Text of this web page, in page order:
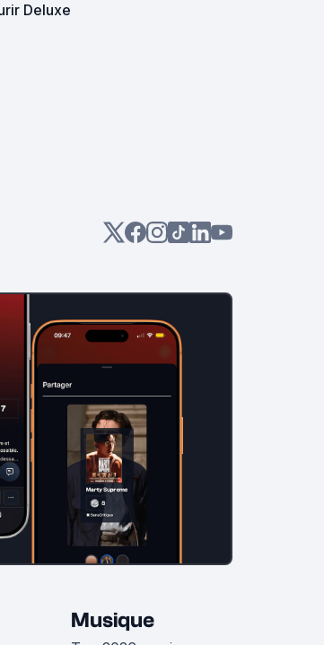
Deluxe
Musique